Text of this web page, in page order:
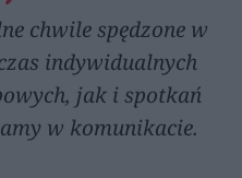
chwile spędzone w
indywidualnych
jak i spotkań
w komunikacie.